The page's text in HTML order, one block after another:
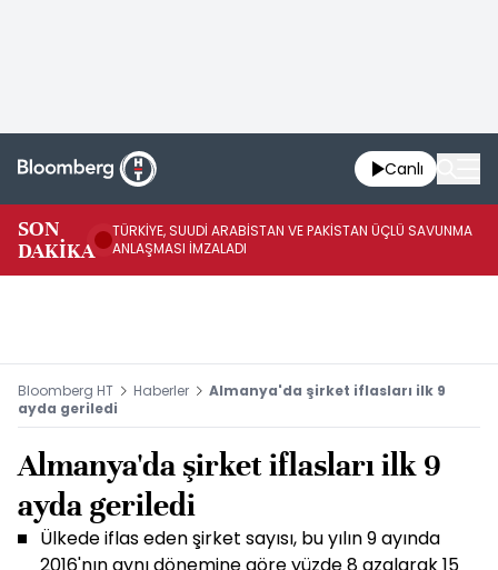
Canlı
SON
DAKİKA
TÜRKİYE, SUUDİ ARABİSTAN VE PAKİSTAN ÜÇLÜ SAVUNMA
ANLAŞMASI İMZALADI
Bloomberg HT Haberler
Almanya'da şirket iflasları ilk 9
ayda geriledi
Almanya'da şirket iflasları ilk 9
ayda geriledi
Ülkede iflas eden şirket sayısı, bu yılın 9 ayında